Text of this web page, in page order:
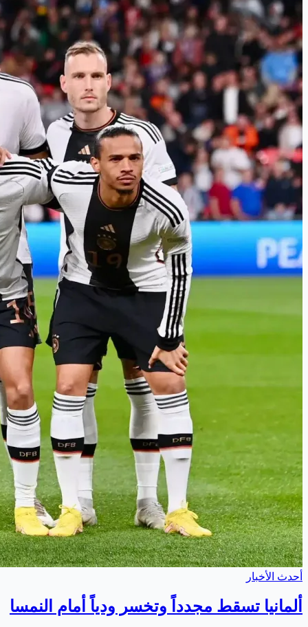
أحدث الأخبار
ألمانيا تسقط مجدداً وتخسر ودياً أمام النمسا